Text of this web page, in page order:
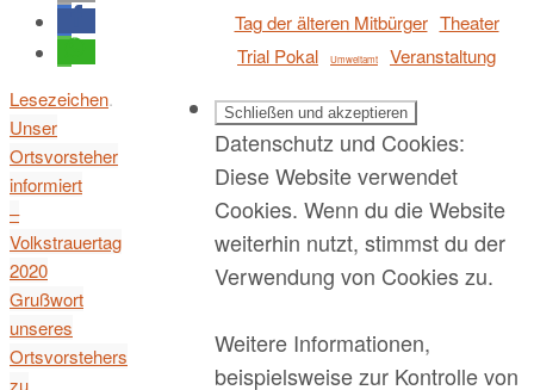
Lesezeichen.
Unser
Ortsvorsteher
informiert
–
Volkstrauertag
2020
Grußwort
unseres
Ortsvorstehers
zu
Tag der älteren Mitbürger Theater
Trial Pokal
Umweltamt Veranstaltung
Datenschutz und Cookies:
Diese Website verwendet
Cookies. Wenn du die Website
weiterhin nutzt, stimmst du der
Verwendung von Cookies zu.
Weitere Informationen,
beispielsweise zur Kontrolle von